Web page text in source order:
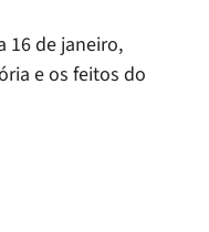
16 de janeiro,
e os feitos do